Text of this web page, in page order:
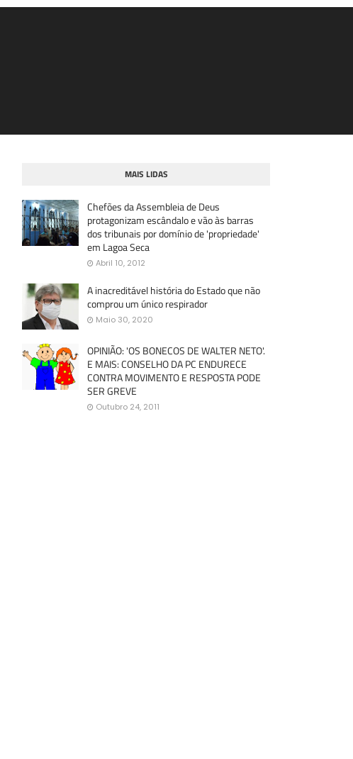
MAIS LIDAS
Chefões da Assembleia de Deus
protagonizam escândalo e vão às barras
dos tribunais por domínio de 'propriedade'
em Lagoa Seca
Abril 10, 2012
A inacreditável história do Estado que não
comprou um único respirador
Maio 30, 2020
OPINIÃO: 'OS BONECOS DE WALTER NETO'.
E MAIS: CONSELHO DA PC ENDURECE
CONTRA MOVIMENTO E RESPOSTA PODE
SER GREVE
Outubro 24, 2011